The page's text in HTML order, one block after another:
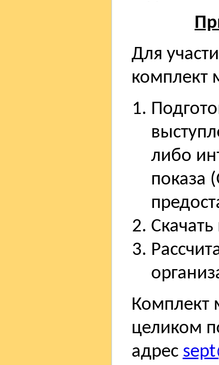
Для
комплект
либо
показа
Комплект
целиком
адрес